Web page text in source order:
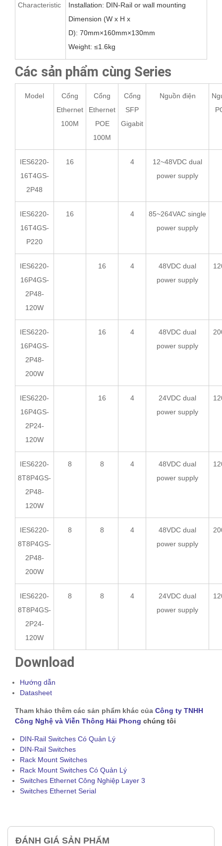
Characteristic
Installation: DIN-Rail or wall mounting
Dimension (W x H x
D): 70mm×160mm×130mm
Weight: ≤1.6kg
Các sản phẩm cùng Series
Model
Cổng
Ethernet
100M
Cổng
Ethernet
POE
100M
Cổng
SFP
Gigabit
Nguồn điện
IES6220-
16T4GS-
2P48
16 4
12~48VDC dual
power supply
IES6220-
16T4GS-
P220
16 4
85~264VAC single
power supply
IES6220-
16P4GS-
2P48-
120W
16 4
48VDC dual
power supply
IES6220-
16P4GS-
2P48-
200W
16 4
48VDC dual
power supply
IES6220-
16P4GS-
2P24-
120W
16 4
24VDC dual
power supply
IES6220-
8T8P4GS-
2P48-
120W
8 8 4
48VDC dual
power supply
IES6220-
8T8P4GS-
2P48-
200W
8 8 4
48VDC dual
power supply
IES6220-
8T8P4GS-
2P24-
120W
8 8 4
24VDC dual
power supply
Download
Hướng dẫn
Datasheet
Tham khảo thêm các sản phẩm khác của Công ty TNHH
Công Nghệ và Viễn Thông Hải Phong chúng tôi
DIN-Rail Switches Có Quản Lý
DIN-Rail Switches
Rack Mount Switches
Rack Mount Switches Có Quản Lý
Switches Ethernet Công Nghiệp Layer 3
Switches Ethernet Serial
ĐÁNH GIÁ SẢN PHẨM